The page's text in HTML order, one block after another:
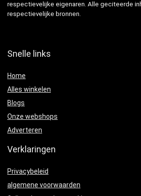
respectievelijke eigenaren. Alle geciteerde
respectievelijke bronnen.
Snelle links
Home
Alles winkelen
Blogs
Onze webshops
Adverteren
Verklaringen
Privacybeleid
algemene voorwaarden